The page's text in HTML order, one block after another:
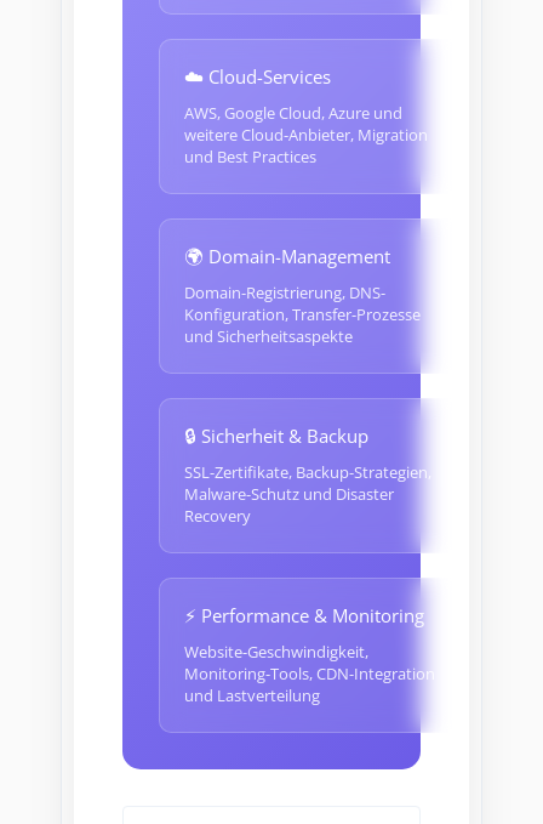
☁️ Cloud-Services
AWS, Google Cloud, Azure und
weitere Cloud-Anbieter, Migration
und Best Practices
🌍 Domain-Management
Domain-Registrierung, DNS-
Konfiguration, Transfer-Prozesse
und Sicherheitsaspekte
🔒 Sicherheit & Backup
SSL-Zertifikate, Backup-Strategien,
Malware-Schutz und Disaster
Recovery
⚡ Performance & Monitoring
Website-Geschwindigkeit,
Monitoring-Tools, CDN-Integration
und Lastverteilung